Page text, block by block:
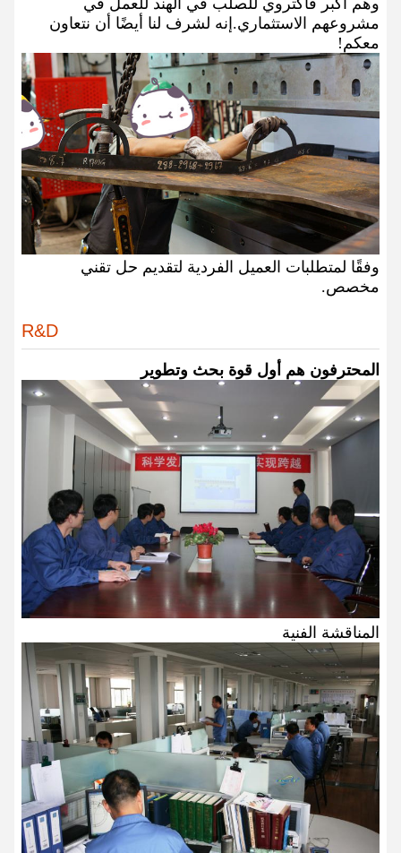
وهم أكبر فاكتروي للصلب في الهند للعمل في
مشروعهم الاستثماري.إنه لشرف لنا أيضًا أن نتعاون
معكم!
وفقًا لمتطلبات العميل الفردية لتقديم حل تقني
مخصص.
R&D
المحترفون هم أول قوة بحث وتطوير
المناقشة الفنية